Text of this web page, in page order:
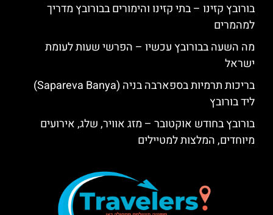
בורובץ קזינו – בתי קזינו והימורים בבורובץ מדריך
למהמרים
מה השעה בבורובץ עכשיו – הפרשי שעות לעומת
ישראל
בריכות תרמיות בספארבה בניה (Sapareva Banya)
ליד בורובץ
בורובץ בחודש אוקטובר – מזג אוויר, שלג, אירועים
מיוחדים, המלצות למטיילים